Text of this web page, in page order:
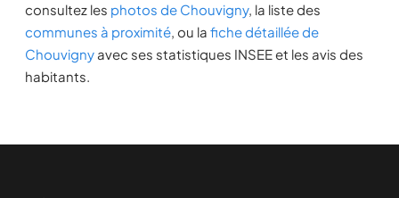
consultez les photos de Chouvigny, la liste des
communes à proximité, ou la fiche détaillée de
Chouvigny avec ses statistiques INSEE et les avis des
habitants.